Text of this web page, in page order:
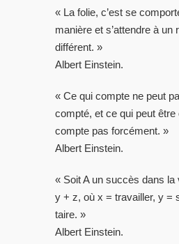
« La folie, c’est se
manière et s’attendre à un
différent. »
Albert Einstein.
« Ce qui compte ne peut
compté, et ce qui peut être
compte pas forcément. »
Albert Einstein.
« Soit A un succès dans la
y + z, où x = travailler, y =
taire. »
Albert Einstein.